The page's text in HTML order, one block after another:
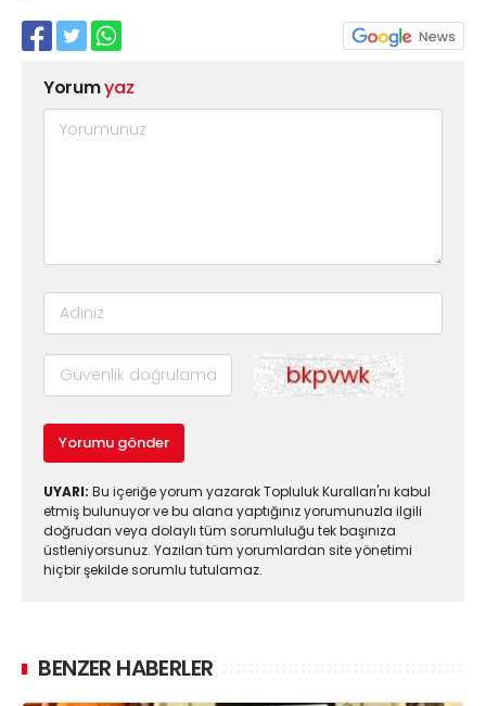
Yorumyaz
Yorumu gönder
UYARI: Bu içeriğe yorum yazarak Topluluk Kuralları'nı kabul
etmiş bulunuyor ve bu alana yaptığınız yorumunuzla ilgili
doğrudan veya dolaylı tüm sorumluluğu tek başınıza
üstleniyorsunuz. Yazılan tüm yorumlardan site yönetimi
hiçbir şekilde sorumlu tutulamaz.
BENZER HABERLER